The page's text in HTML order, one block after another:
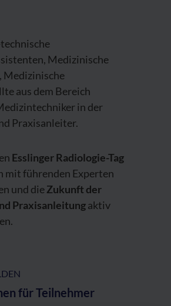
Medizinische
Medizinische
aus dem Bereich
in der
Praxisanleiter.
Esslinger Radiologie-Tag
mit führenden Experten
und dieZukunft der
Praxisanleitungaktiv
für Teilnehmer